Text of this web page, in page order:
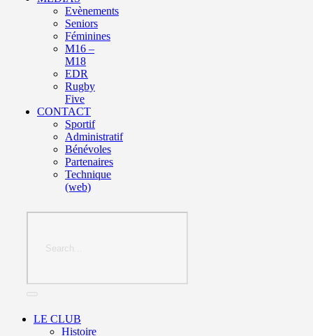
Evènements
Seniors
Féminines
M16 –
M18
EDR
Rugby
Five
CONTACT
Sportif
Administratif
Bénévoles
Partenaires
Technique
(web)
LE CLUB
Histoire